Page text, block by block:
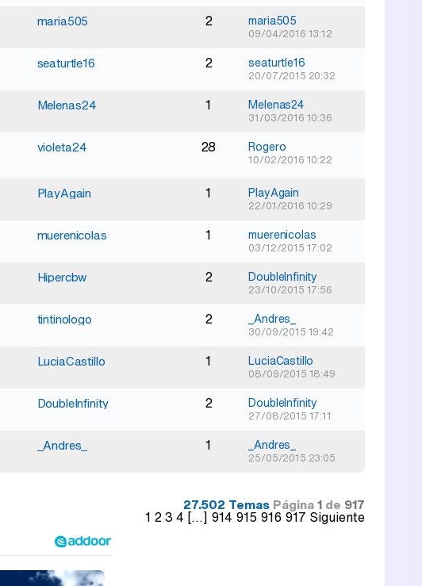
maria505 2 maria505
09/04/2016 13:12
seaturtle16 2 seaturtle16
20/07/2015 20:32
Melenas24 1 Melenas24
31/03/2016 10:36
violeta24 28 Rogero
10/02/2016 10:22
PlayAgain 1 PlayAgain
22/01/2016 10:29
muerenicolas 1 muerenicolas
03/12/2015 17:02
Hipercbw 2 DoubleInfinity
23/10/2015 17:56
tintinologo 2 _Andres_
30/09/2015 19:42
LuciaCastillo 1 LuciaCastillo
08/09/2015 18:49
DoubleInfinity 2 DoubleInfinity
27/08/2015 17:11
_Andres_ 1 _Andres_
25/05/2015 23:05
27.502 Temas Página1 de 917
1 234 [...] 914 915 916 917 Siguiente